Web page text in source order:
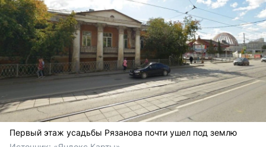
Первый этаж усадьбы Рязанова почти ушел под землю